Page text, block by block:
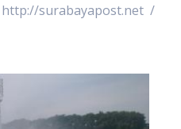
http://surabayapost.net /